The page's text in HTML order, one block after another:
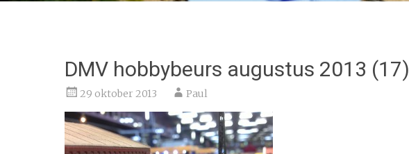
DMV hobbybeurs augustus 2013 (17)
29 oktober 2013 Paul